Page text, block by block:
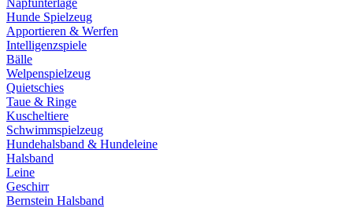
Napfunterlage
Hunde Spielzeug
Apportieren & Werfen
Intelligenzspiele
Bälle
Welpenspielzeug
Quietschies
Taue & Ringe
Kuscheltiere
Schwimmspielzeug
Hundehalsband & Hundeleine
Halsband
Leine
Geschirr
Bernstein Halsband